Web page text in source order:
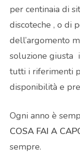
per centinaia di
discoteche , o di
dell’argomento
soluzione giusta
tutti i riferimenti
disponibilità e
Ogni anno è
COSA FAI A
sempre.